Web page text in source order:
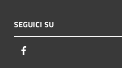
SEGUICI SU